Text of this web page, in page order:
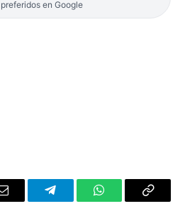
preferidos en Google
Email TelegramWhatsAppCopy